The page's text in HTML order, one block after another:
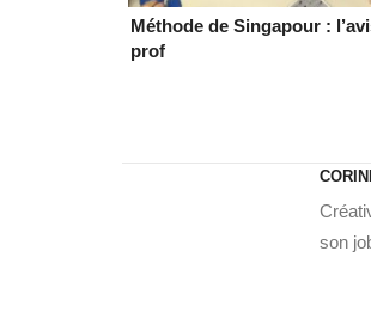
Méthode de Singapour :
prof
son